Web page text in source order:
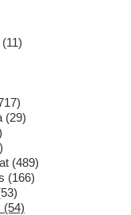
(29)
(489)
(166)
(54)